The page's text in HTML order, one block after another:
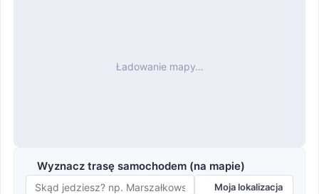
Ładowanie mapy…
Wyznacz trasę samochodem (na mapie)
Moja lokalizacja